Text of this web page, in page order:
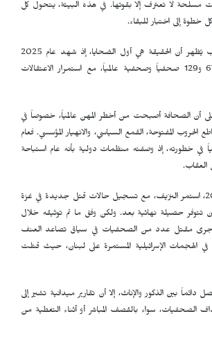
مسلحة لا تعترف إلا بقوتها. في هذه البيئة، يتحول كل
خطوة إلى اختبار للبقاء.
فالوضع في مناطق الحروب يُظهر أن الحقيقة هي أول الضحايا، إذ شهد عام 2025
وحده مقتل ما بين 67 و129 صحفياً وصحفية عالمياً، مع استمرار الاعتقالات
على أن الصحافة أصبحت من أخطر المهن عالمياً، خصوصاً في
المفتوحة، القمع السياسي، والانهيار المؤسسي. فعام
في خطورته، إذ وصفته منظمات دولية بأنه عام استباحة
العقاب.
وفي الربع الأول من 2026، استمر النزيف، مع تسجيل حالات قتل جديدة في غزة
تتوفر حصيلة نهائية بعد. ولكن وفق ما تم توثيقه خلال
جرى مقتل عدد من الصحفيات في سياق تصاعد العنف
الهجمات الإسرائيلية المستمرة على لبنان، حيث قتلت
دائماً بين الذكور والإناث، إلا أن تقارير ميدانية تشير إلى
الصحفيات، سواء بالقصف المباشر أو أثناء التغطية من